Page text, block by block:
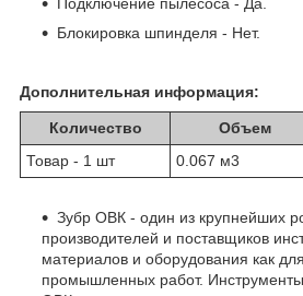
Подключение пылесоса - Да.
Блокировка шпинделя - Нет.
Дополнительная информация:
Количество Объем
Товар - 1 шт
0.067 м3
Зубр ОВК - один из крупнейших
производителей и поставщиков
материалов и оборудования как
промышленных работ.